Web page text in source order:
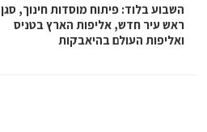
השבוע בלוד: פיתוח מוסדות חינוך, סגן
ראש עיר חדש, אליפות הארץ בטניס
ואליפות העולם בהיאבקות